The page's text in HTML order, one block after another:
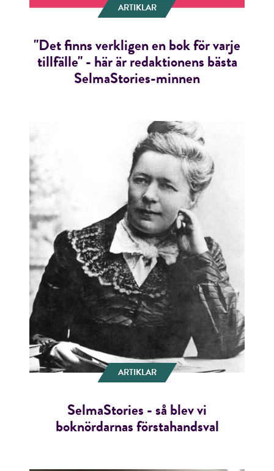
ARTIKLAR
"Det finns verkligen en bok för varje
tillfälle" - här är redaktionens bästa
SelmaStories-minnen
ARTIKLAR
SelmaStories - så blev vi
boknördarnas förstahandsval